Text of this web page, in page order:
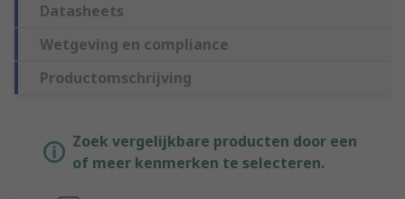
Datasheets
Wetgeving en compliance
Productomschrijving
Zoek vergelijkbare producten door een
of meer kenmerken te selecteren.